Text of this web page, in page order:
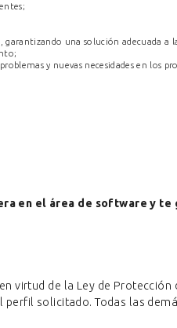
una solución adecuada a
y nuevas necesidades en los
en el área de software y te
virtud de la Ley de Protección
solicitado. Todas las